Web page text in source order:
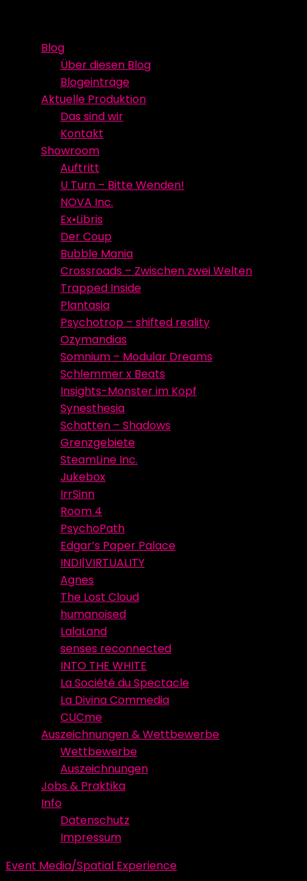
contentBlog
Über diesen Blog
Blogeinträge
Aktuelle Produktion
Das sind wir
Kontakt
Showroom
Auftritt
U Turn – Bitte Wenden!
NOVA Inc.
Ex•Libris
Der Coup
Bubble Mania
Crossroads – Zwischen zwei Welten
Trapped Inside
Plantasia
Psychotrop – shifted reality
Ozymandias
Somnium – Modular Dreams
Schlemmer x Beats
Insights-Monster im Kopf
Synesthesia
Schatten – Shadows
Grenzgebiete
SteamLine Inc.
Jukebox
IrrSinn
Room 4
PsychoPath
Edgar’s Paper Palace
INDI|VIRTUALITY
Agnes
The Lost Cloud
humanoised
LalaLand
senses reconnected
INTO THE WHITE
La Société du Spectacle
La Divina Commedia
CUCme
Auszeichnungen & Wettbewerbe
Wettbewerbe
Auszeichnungen
Jobs & Praktika
Info
Datenschutz
Impressum
Event Media/Spatial Experience